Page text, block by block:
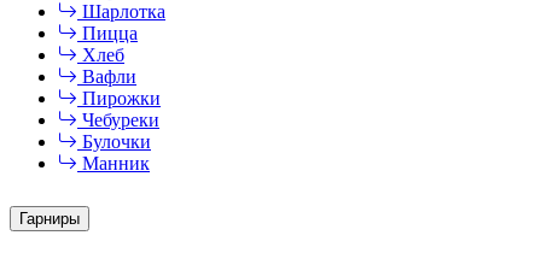
Шарлотка
Пицца
Хлеб
Вафли
Пирожки
Чебуреки
Булочки
Манник
Гарниры